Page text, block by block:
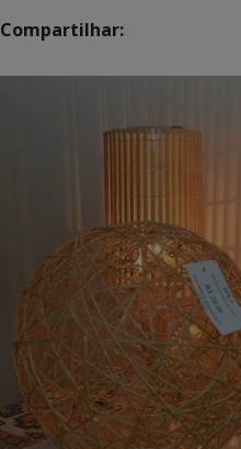
Compartilhar: